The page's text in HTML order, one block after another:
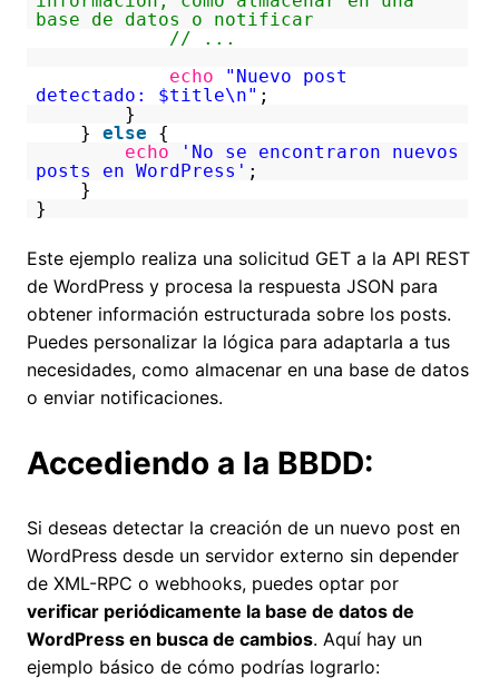
base de datos o notificar
// ...
echo
"Nuevo post
detectado: $title\n" ;
}
} else
{
echo
'No se encontraron nuevos
posts en WordPress' ;
}
}
Este ejemplo realiza una solicitud GET a la API REST
de WordPress y procesa la respuesta JSON para
obtener información estructurada sobre los posts.
Puedes personalizar la lógica para adaptarla a tus
necesidades, como almacenar en una base de datos
o enviar notificaciones.
Accediendo a la BBDD:
Si deseas detectar la creación de un nuevo post en
WordPress desde un servidor externo sin depender
de XML-RPC o webhooks, puedes optar por
verificar periódicamente la base de datos de
WordPress en busca de cambios. Aquí hay un
ejemplo básico de cómo podrías lograrlo: